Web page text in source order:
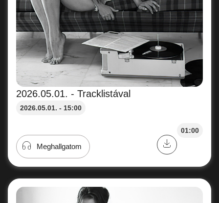
2026.05.01. - Tracklistával
2026.05.01. - 15:00
01:00
Meghallgatom